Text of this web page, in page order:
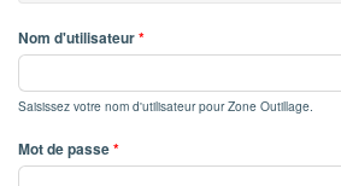
Nom d'utilisateur*
Saisissez votre nom d'utilisateur pour Zone Outillage.
Mot de passe*